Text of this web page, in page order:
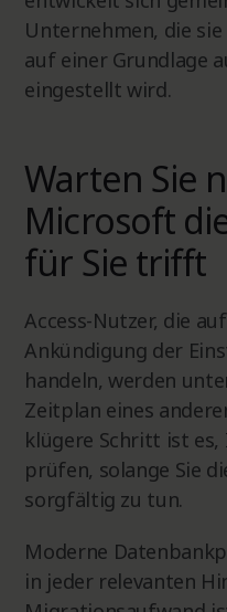
Unternehmen, die
auf einer Grundlage
eingestellt wird.
Warten Sie
Microsoft
für Sie trifft
Access-Nutzer, die
Ankündigung der
handeln, werden
Zeitplan eines
klügere Schritt ist
prüfen, solange Sie
sorgfältig zu tun.
Moderne
in jeder relevanten